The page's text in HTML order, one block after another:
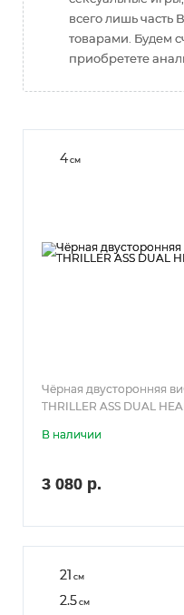
всего лишь
товарами. Будем
приобретете
4см
Чёрная двусторонняя
THRILLER ASS DUAL
В наличии
3 080 р.
21 см
2.5см